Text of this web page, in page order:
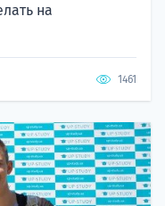
на
1461